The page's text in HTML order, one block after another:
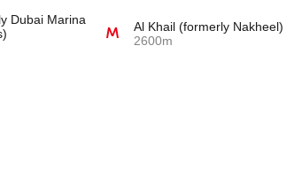
Dubai Marina
Al Khail (formerly Nakheel)
2600m